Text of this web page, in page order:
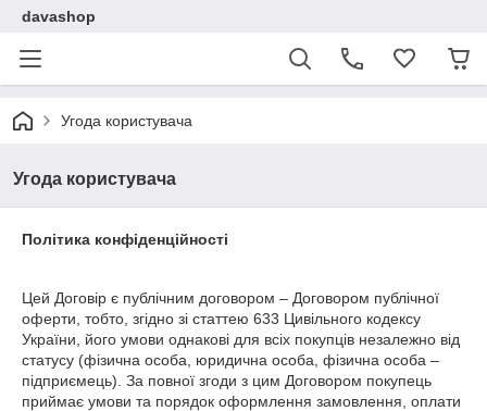
davashop
Угода користувача
Угода користувача
Політика конфіденційності
Цей Договір є публічним договором – Договором публічної
оферти, тобто, згідно зі статтею 633 Цивільного кодексу
України, його умови однакові для всіх покупців незалежно від
статусу (фізична особа, юридична особа, фізична особа –
підприємець). За повної згоди з цим Договором покупець
приймає умови та порядок оформлення замовлення, оплати